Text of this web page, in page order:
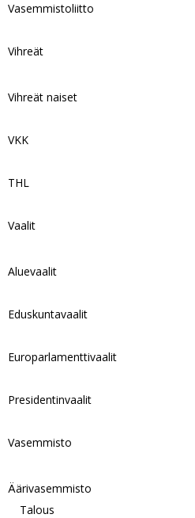
Vasemmistoliitto
Vihreät
Vihreät naiset
VKK
THL
Vaalit
Aluevaalit
Eduskuntavaalit
Europarlamenttivaalit
Presidentinvaalit
Vasemmisto
Äärivasemmisto
Talous